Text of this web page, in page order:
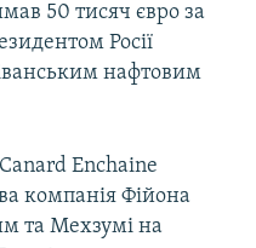
50 тисяч євро за
Росії
нафтовим
Enchaine
компанія Фійона
та Мехзумі на